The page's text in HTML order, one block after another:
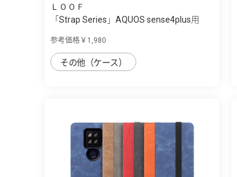
ＬＯＯＦ
「Strap Series」AQUOS sense4plus用
参考価格￥1,980
その他（ケース）